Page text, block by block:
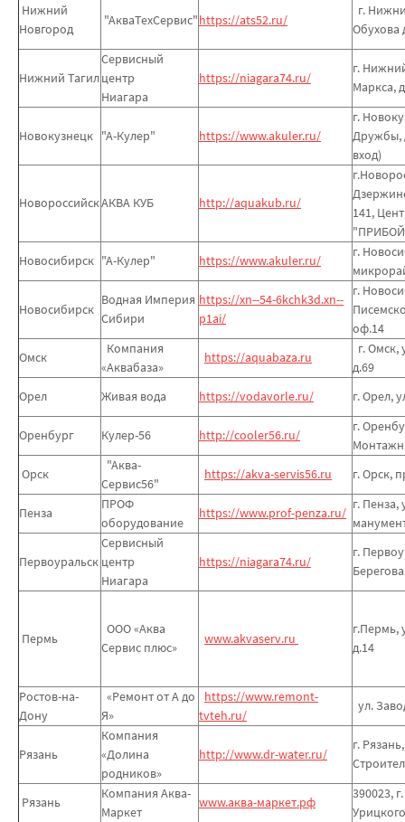
Нижний
Новгород
"АкваТехСервис"https://ats52.ru/
г.
Обухова
Нижний Тагил
Сервисный
центр
Ниагара
https://niagara74.ru/
г.
Маркса,
Новокузнецк "А-Кулер" https://www.akuler.ru/
г.
Дружбы,
вход)
НовороссийскАКВА КУБ http://aquakub.ru/
141,
Новосибирск "А-Кулер" https://www.akuler.ru/
г.
Новосибирск
Водная Империя
Сибири
https://xn--54-6kchk3d.xn--
p1ai/
г.
оф.14
Омск
Компания
«Аквабаза»
https://aquabaza.ru
г. Омск,
д.69
Орел
Живая вода https://vodavorle.ru/ г. Орел,
Оренбург Кулер-56 http://cooler56.ru/
г.
Орск
"Аква-
Сервис56"
https://akva-servis56.ru г. Орск,
Пенза
ПРОФ
оборудование
https://www.prof-penza.ru/
г. Пенза,
Первоуральск
Сервисный
центр
Ниагара
https://niagara74.ru/
г.
Пермь
ООО «Аква
Сервис плюс»
www.akvaserv.ru
г.Пермь,
д.14
Ростов-на-
Дону
«Ремонт от А до
Я»
https://www.remont-
tvteh.ru/
ул.
Рязань
Компания
«Долина
родников»
http://www.dr-water.ru/
г.
Рязань
Компания Аква-
Маркет
www.аква-маркет.рф
390023,